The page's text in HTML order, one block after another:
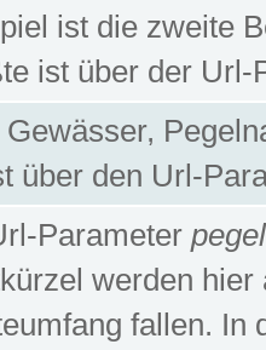
ist die zweite
ist über der
über den Url-
Parameter
werden
fallen. In